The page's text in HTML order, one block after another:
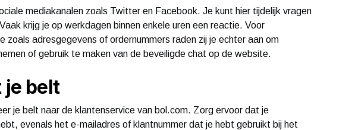
mediakanalen zoals Twitter en Facebook. Je kunt hier tijdelijk vragen
krijg je op werkdagen binnen enkele uren een reactie. Voor
zoals adresgegevens of ordernummers raden zij je echter aan om
of gebruik te maken van de beveiligde chat op de website.
je belt
je belt naar de klantenservice van bol.com. Zorg ervoor dat je
evenals het e-mailadres of klantnummer dat je hebt gebruikt bij het